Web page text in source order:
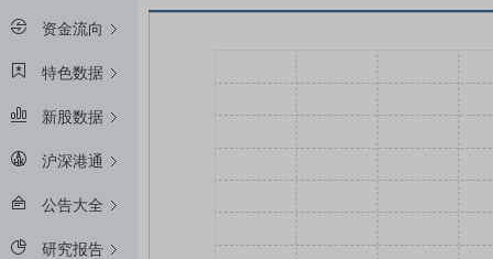
资金流向
特色数据
新股数据
沪深港通
公告大全
研究报告